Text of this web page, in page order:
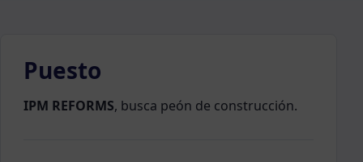
Puesto
IPM REFORMS, busca peón de construcción.